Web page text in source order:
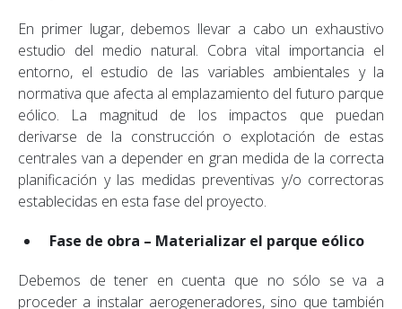
En primer lugar, debemos llevar a cabo un exhaustivo
estudio del medio natural. Cobra vital importancia el
entorno, el estudio de las variables ambientales y la
normativa que afecta al emplazamiento del futuro parque
eólico. La magnitud de los impactos que puedan
derivarse de la construcción o explotación de estas
centrales van a depender en gran medida de la correcta
planificación y las medidas preventivas y/o correctoras
establecidas en esta fase del proyecto.
Fase de obra – Materializar el parque eólico
Debemos de tener en cuenta que no sólo se va a
proceder a instalar aerogeneradores, sino que también